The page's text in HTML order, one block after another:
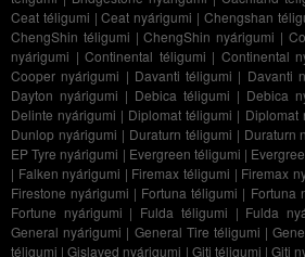
Ceat téligumi |Ceat nyárigumi | Chengshan
ChengShin téligumi |ChengShin nyárigumi |
nyárigumi | Continental téligumi | Continental
Cooper nyárigumi | Davanti téligumi | Davanti
Dayton nyárigumi | Debica téligumi | Debica
Delinte nyárigumi | Diplomat téligumi | Diplomat
Dunlop nyárigumi | Duraturn téligumi | Duraturn
EP Tyre nyárigumi | Evergreen téligumi |
| Falken nyárigumi | Firemax téligumi | Firemax
Firestone nyárigumi | Fortuna téligumi | Fortuna
Fortune nyárigumi | Fulda téligumi | Fulda
General nyárigumi | General Tire téligumi |
téligumi |Gislaved nyárigumi | Giti téligumi |Giti